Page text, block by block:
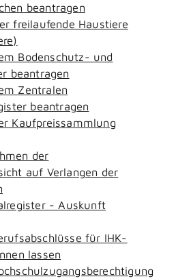
beantragen
freilaufende Haustiere
Bodenschutz- und
beantragen
Zentralen
beantragen
Kaufpreissammlung
der
auf Verlangen der
- Auskunft
für IHK-
lassen